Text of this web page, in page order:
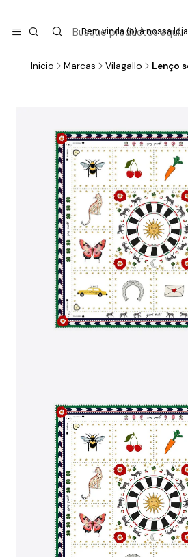
Bem vinda (o) à nossa
Inicio Marcas Vilagallo Lenço